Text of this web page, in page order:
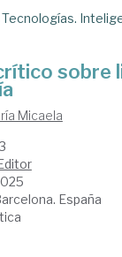
sobre
Micaela
España